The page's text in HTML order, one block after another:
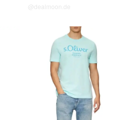
@dealmoon.de